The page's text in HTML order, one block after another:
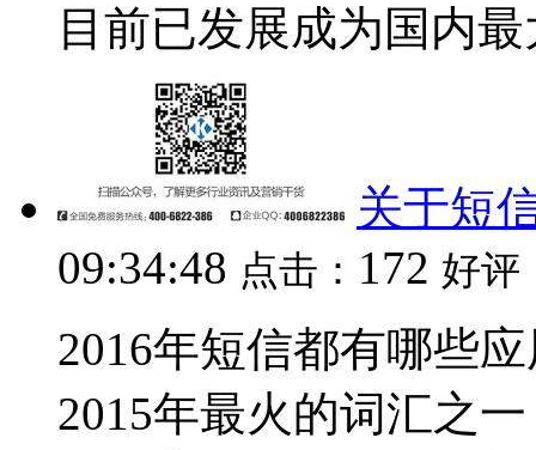
目前已发展成为国内
关于短
09:34:48 点击： 172 好评
2016年短信都有哪些
2015年最火的词汇之